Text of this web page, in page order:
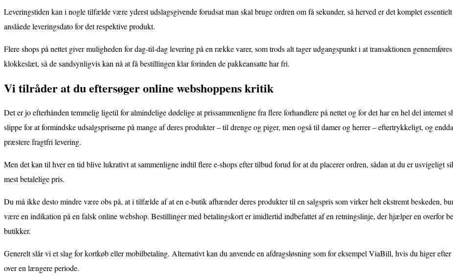
Leveringstiden kan i nogle tilfælde være yderst udslagsgivende forudsat man skal bruge ordren om få sekunder, så herved er det komplet
anslåede leveringsdato for det respektive produkt.
Flere shops på nettet giver muligheden for dag-til-dag levering på en række varer, som trods alt tager udgangspunkt i at transaktionen
klokkeslæt, så de sandsynligvis kan nå at få bestillingen klar forinden de pakkeansatte har fri.
Vi tilråder at du eftersøger online webshoppens kritik
Det er jo efterhånden temmelig ligetil for almindelige dødelige at prissammenligne fra flere forhandlere på nettet og for det har en hel del internet
slippe for at formindske udsalgspriserne på mange af deres produkter – til drenge og piger, men også til damer og herrer – eftertrykkeligt, og
præstere fragtfri levering.
Men det kan til hver en tid blive lukrativt at sammenligne indtil flere e-shops efter tilbud forud for at du placerer ordren, sådan at du er usvigeligt
mest betalelige pris.
Du må ikke desto mindre være obs på, at i tilfælde af at en e-butik afhænder deres produkter til en salgspris som virker helt ekstremt beskeden,
være en indikation på en falsk online webshop. Bestillinger med betalingskort er imidlertid indbefattet af en retningslinje, der hjælper en overfor
butikker.
Generelt slår vi et slag for kortkøb eller mobilbetaling. Alternativt kan du anvende en afdragsløsning som for eksempel ViaBill, hvis du higer efter
over en længere periode.